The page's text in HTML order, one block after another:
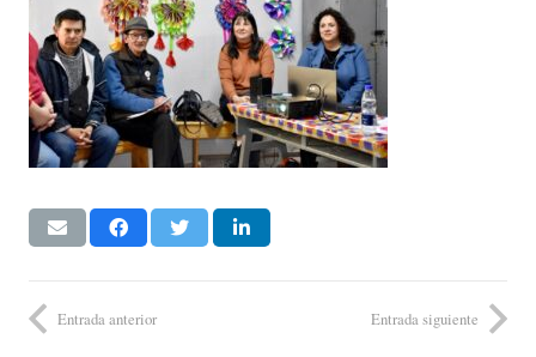
Entrada anterior Entrada siguiente